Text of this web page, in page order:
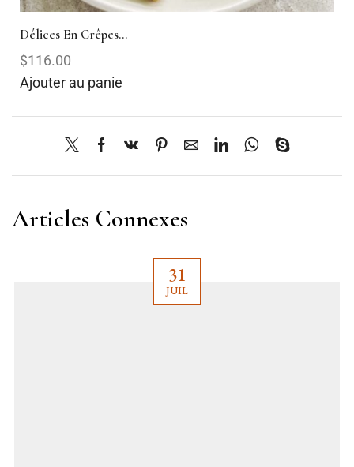
Délices En Crêpes…
$116.00
Ajouter au panie
Articles Connexes
31
JUIL